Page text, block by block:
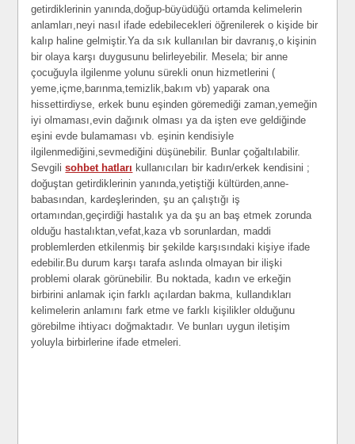
getirdiklerinin yanında,doğup-büyüdüğü ortamda kelimelerin
anlamları,neyi nasıl ifade edebilecekleri öğrenilerek o kişide bir
kalıp haline gelmiştir.Ya da sık kullanılan bir davranış,o kişinin
bir olaya karşı duygusunu belirleyebilir. Mesela; bir anne
çocuğuyla ilgilenme yolunu sürekli onun hizmetlerini (
yeme,içme,barınma,temizlik,bakım vb) yaparak ona
hissettirdiyse, erkek bunu eşinden göremediği zaman,yemeğin
iyi olmaması,evin dağınık olması ya da işten eve geldiğinde
eşini evde bulamaması vb. eşinin kendisiyle
ilgilenmediğini,sevmediğini düşünebilir. Bunlar çoğaltılabilir.
Sevgilisohbet hatları kullanıcıları bir kadın/erkek kendisini ;
doğuştan getirdiklerinin yanında,yetiştiği kültürden,anne-
babasından, kardeşlerinden, şu an çalıştığı iş
ortamından,geçirdiği hastalık ya da şu an baş etmek zorunda
olduğu hastalıktan,vefat,kaza vb sorunlardan, maddi
problemlerden etkilenmiş bir şekilde karşısındaki kişiye ifade
edebilir.Bu durum karşı tarafa aslında olmayan bir ilişki
problemi olarak görünebilir. Bu noktada, kadın ve erkeğin
birbirini anlamak için farklı açılardan bakma, kullandıkları
kelimelerin anlamını fark etme ve farklı kişilikler olduğunu
görebilme ihtiyacı doğmaktadır. Ve bunları uygun iletişim
yoluyla birbirlerine ifade etmeleri.